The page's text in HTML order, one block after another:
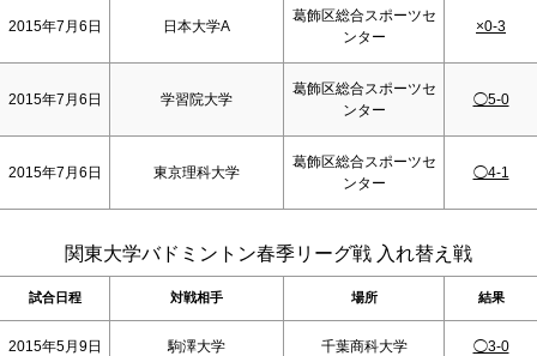
2015年7月6日 日本大学A
葛飾区総合スポーツセ
ンター
×0-3
2015年7月6日 学習院大学
葛飾区総合スポーツセ
ンター
◯5-0
2015年7月6日 東京理科大学
葛飾区総合スポーツセ
ンター
◯4-1
関東大学バドミントン春季リーグ戦 入れ替え戦
試合日程 対戦相手 場所 結果
2015年5月9日 駒澤大学 千葉商科大学 ◯3-0